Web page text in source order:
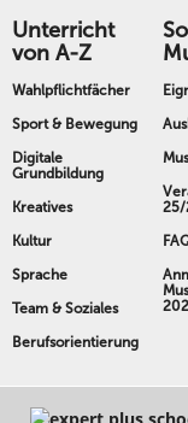
Unterricht
von A-Z
Wahlpflichtfächer
Sport & Bewegung
Digitale
Grundbildung
Kreatives
Kultur
Sprache
Team & Soziales
Berufsorientierung
25/